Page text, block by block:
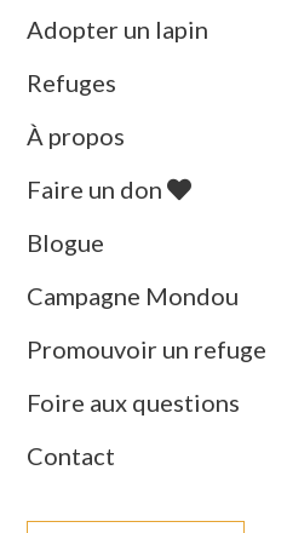
Adopter un lapin
Refuges
À propos
Faire un don
Blogue
Campagne Mondou
Promouvoir un refuge
Foire aux questions
Contact